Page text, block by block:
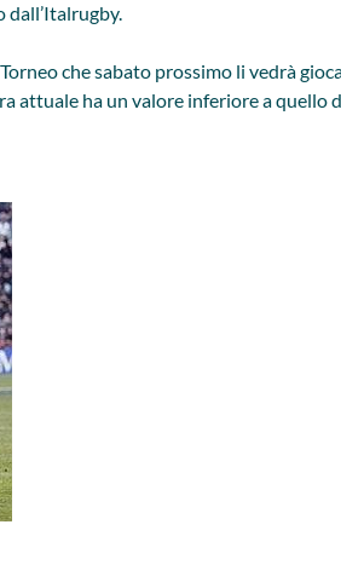
dall’Italrugby.
che sabato prossimo li vedrà
ha un valore inferiore a quello